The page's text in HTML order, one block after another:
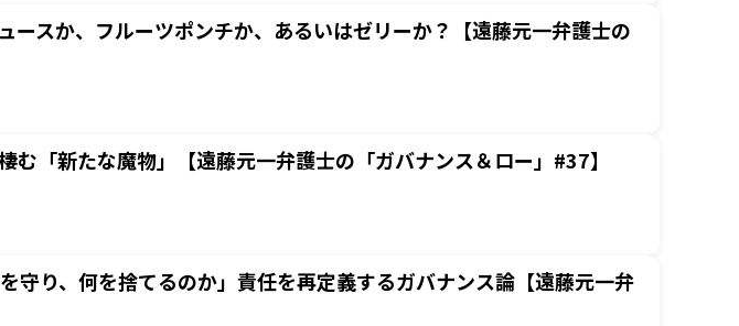
ースか、フルーツポンチか、あるいはゼリーか？【遠藤元一弁護士の
「新たな魔物」【遠藤元一弁護士の「ガバナンス＆ロー」#37】
守り、何を捨てるのか」責任を再定義するガバナンス論【遠藤元一弁